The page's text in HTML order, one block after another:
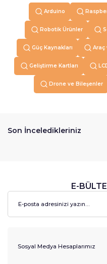
Arduino
Robotik Ürünler
Güç Kaynakları Araç
Geliştirme Kartları
Drone ve Bileşenler
Son İnceledikleriniz
E-
Sosyal Medya Hesaplarımız